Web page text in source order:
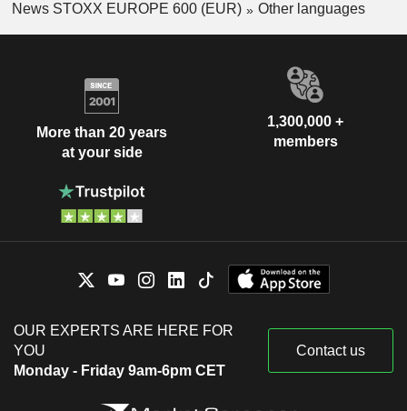
News STOXX EUROPE 600 (EUR)
Other languages
More than 20 years
at your side
1,300,000 +
members
OUR EXPERTS ARE HERE FOR
YOU
Monday - Friday 9am-6pm CET
Contact us